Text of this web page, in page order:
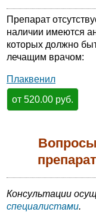
Препарат
наличии имеются
которых должно
лечащим врачом:
Плаквенил
от 520.00 руб.
Консультации
специалистами.